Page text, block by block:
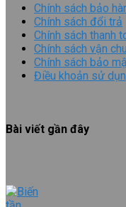
Chính sách bảo
Chính sách đổi trả
Chính sách thanh
Chính sách vận
Chính sách bảo
Điều khoản sử
Bài viết gần đây